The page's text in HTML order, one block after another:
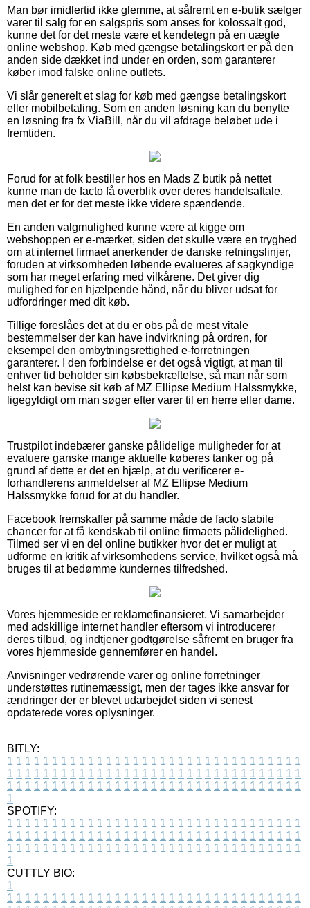
Man bør imidlertid ikke glemme, at såfremt en e-butik sælger
varer til salg for en salgspris som anses for kolossalt god,
kunne det for det meste være et kendetegn på en uægte
online webshop. Køb med gængse betalingskort er på den
anden side dækket ind under en orden, som garanterer
køber imod falske online outlets.
Vi slår generelt et slag for køb med gængse betalingskort
eller mobilbetaling. Som en anden løsning kan du benytte
en løsning fra fx ViaBill, når du vil afdrage beløbet ude i
fremtiden.
Forud for at folk bestiller hos en Mads Z butik på nettet
kunne man de facto få overblik over deres handelsaftale,
men det er for det meste ikke videre spændende.
En anden valgmulighed kunne være at kigge om
webshoppen er e-mærket, siden det skulle være en tryghed
om at internet firmaet anerkender de danske retningslinjer,
foruden at virksomheden løbende evalueres af sagkyndige
som har meget erfaring med vilkårene. Det giver dig
mulighed for en hjælpende hånd, når du bliver udsat for
udfordringer med dit køb.
Tillige foreslåes det at du er obs på de mest vitale
bestemmelser der kan have indvirkning på ordren, for
eksempel den ombytningsrettighed e-forretningen
garanterer. I den forbindelse er det også vigtigt, at man til
enhver tid beholder sin købsbekræftelse, så man når som
helst kan bevise sit køb af MZ Ellipse Medium Halssmykke,
ligegyldigt om man søger efter varer til en herre eller dame.
Trustpilot indebærer ganske pålidelige muligheder for at
evaluere ganske mange aktuelle køberes tanker og på
grund af dette er det en hjælp, at du verificerer e-
forhandlerens anmeldelser af MZ Ellipse Medium
Halssmykke forud for at du handler.
Facebook fremskaffer på samme måde de facto stabile
chancer for at få kendskab til online firmaets pålidelighed.
Tilmed ser vi en del online butikker hvor det er muligt at
udforme en kritik af virksomhedens service, hvilket også må
bruges til at bedømme kundernes tilfredshed.
Vores hjemmeside er reklamefinansieret. Vi samarbejder
med adskillige internet handler eftersom vi introducerer
deres tilbud, og indtjener godtgørelse såfremt en bruger fra
vores hjemmeside gennemfører en handel.
Anvisninger vedrørende varer og online forretninger
understøttes rutinemæssigt, men der tages ikke ansvar for
ændringer der er blevet udarbejdet siden vi senest
opdaterede vores oplysninger.
BITLY:
1 1 1 1 1 1 1 1 1 1 1 1 1 1 1 1 1 1 1 1 1 1 1 1 1 1 1 1 1 1 1 1 1
1 1 1 1 1 1 1 1 1 1 1 1 1 1 1 1 1 1 1 1 1 1 1 1 1 1 1 1 1 1 1 1 1
1 1 1 1 1 1 1 1 1 1 1 1 1 1 1 1 1 1 1 1 1 1 1 1 1 1 1 1 1 1 1 1 1
1
SPOTIFY:
1 1 1 1 1 1 1 1 1 1 1 1 1 1 1 1 1 1 1 1 1 1 1 1 1 1 1 1 1 1 1 1 1
1 1 1 1 1 1 1 1 1 1 1 1 1 1 1 1 1 1 1 1 1 1 1 1 1 1 1 1 1 1 1 1 1
1 1 1 1 1 1 1 1 1 1 1 1 1 1 1 1 1 1 1 1 1 1 1 1 1 1 1 1 1 1 1 1 1
1
CUTTLY BIO:
1
1 1 1 1 1 1 1 1 1 1 1 1 1 1 1 1 1 1 1 1 1 1 1 1 1 1 1 1 1 1 1 1 1